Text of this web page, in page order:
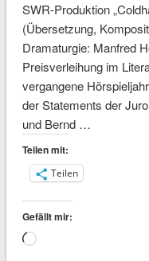
SWR-Produktion
(Übersetzung,
Dramaturgie: Manfred
Preisverleihung im
vergangene
der Statements der
und Bernd …
Teilen mit:
Teilen
Gefällt mir:
Wird